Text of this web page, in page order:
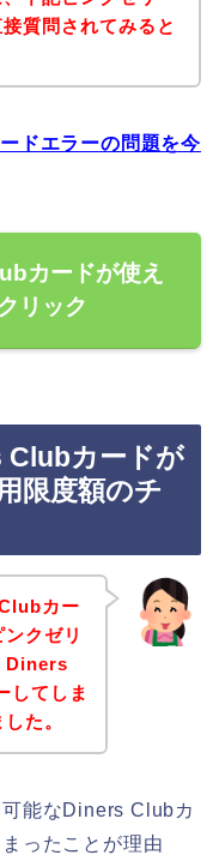
質問されてみると
ドエラーの問題を今
カードが使え
リック
Clubカードが
限度額のチ
カー
クゼリ
Diners
してしま
た。
可能なDiners Clubカ
ったことが理由